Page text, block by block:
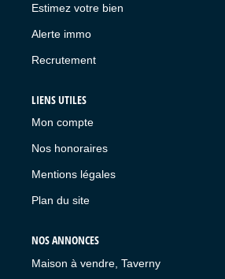
Estimez votre bien
Alerte immo
Recrutement
LIENS UTILES
Mon compte
Nos honoraires
Mentions légales
Plan du site
NOS ANNONCES
Maison à vendre, Taverny